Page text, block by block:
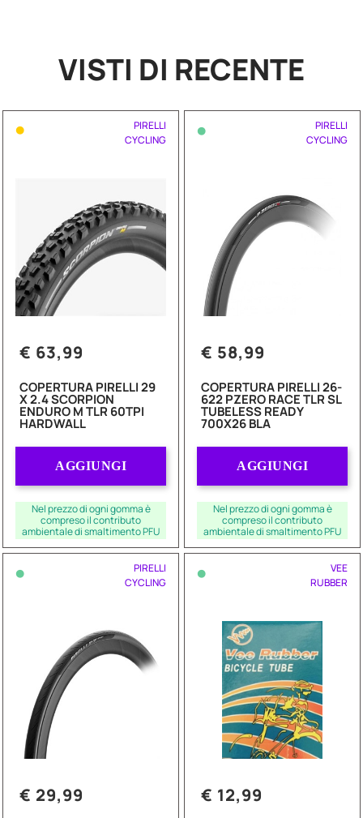
VISTI DI RECENTE
•
PIRELLI
CYCLING
€ 63,99
COPERTURA PIRELLI 29
X 2.4 SCORPION
ENDURO M TLR 60TPI
HARDWALL
AGGIUNGI
Nel prezzo di ogni gomma è
compreso il contributo
ambientale di smaltimento PFU
•
PIRELLI
CYCLING
€ 58,99
COPERTURA PIRELLI 26-
622 PZERO RACE TLR SL
TUBELESS READY
700X26 BLA
AGGIUNGI
Nel prezzo di ogni gomma è
compreso il contributo
ambientale di smaltimento PFU
•
PIRELLI
CYCLING
€ 29,99
•
VEE
RUBBER
€ 12,99